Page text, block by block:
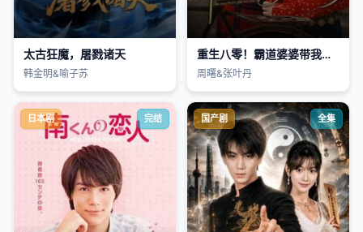
太古狂魔，屠戮诸天
韩金明&喻子苏
重生八零！霸道婆婆带我致富
周曙&张叶丹
日本剧 完结 国产剧 全集